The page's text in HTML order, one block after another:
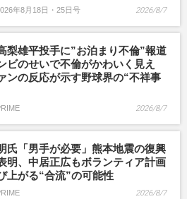
年8月18日・25日号 2026/8/7
梨雄平投手に”お泊まり不倫”報道
ビのせいで不倫がかわいく見え
ンの反応が示す野球界の“不祥事
2026/8/7
氏「男手が必要」熊本地震の復興
明、中居正広もボランティア計画
上がる“合流”の可能性
2026/8/7